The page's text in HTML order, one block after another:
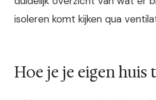
isoleren komt kijken qua
Hoe je je eigen huis